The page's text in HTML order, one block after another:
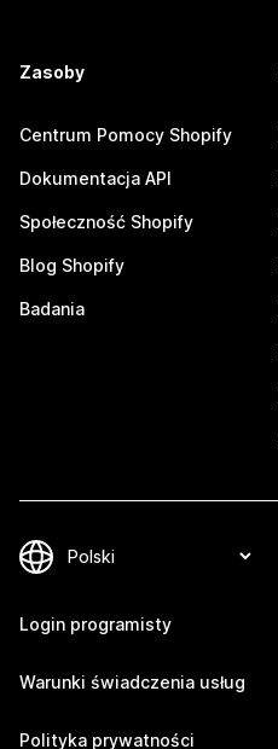
Zasoby
Centrum Pomocy Shopify
Dokumentacja API
Społeczność Shopify
Blog Shopify
Badania
Login programisty
Warunki świadczenia usług
Polityka prywatności